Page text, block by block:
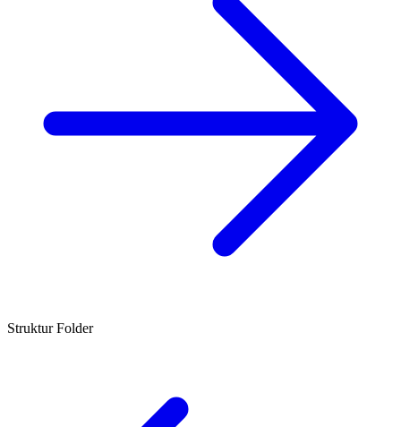
Struktur Folder